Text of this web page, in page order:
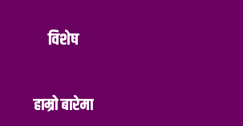
विशेष
हाम्रो बारेमा